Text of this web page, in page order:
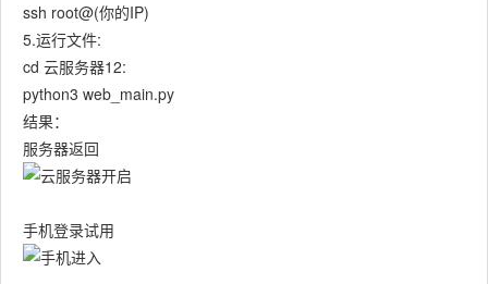
ssh root@(你的IP)
5.运行文件:
cd 云服务器12:
python3 web_main.py
结果：
服务器返回
手机登录试用